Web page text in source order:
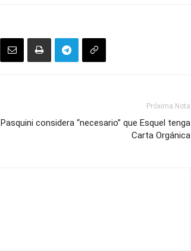
Próxima Nota
Pasquini considera “necesario” que Esquel tenga
Carta Orgánica